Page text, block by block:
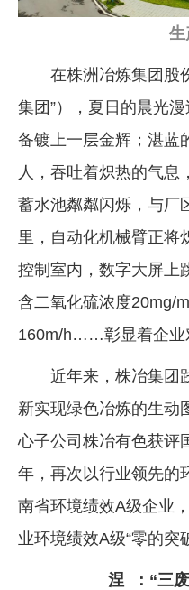
数字报
生
在株洲冶炼集团股
集团”），夏日的晨光
备镀上一层金辉；湛蓝
人，吞吐着炽热的气息
蓄水池粼粼闪烁，与厂
里，自动化机械臂正将
控制室内，数字大屏上
含二氧化硫浓度20mg/
160m/h……彰显着企业
近年来，株冶集团
新实现绿色冶炼的生动
心子公司株冶有色获评
年，再次以行业领先的
南省环境绩效A级企业
业环境绩效A级“零的突
涅 ：“三